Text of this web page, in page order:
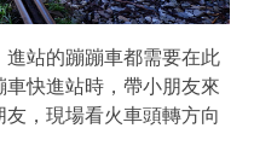
站的蹦蹦車都需要在此
快進站時，帶小朋友來
，現場看火車頭轉方向